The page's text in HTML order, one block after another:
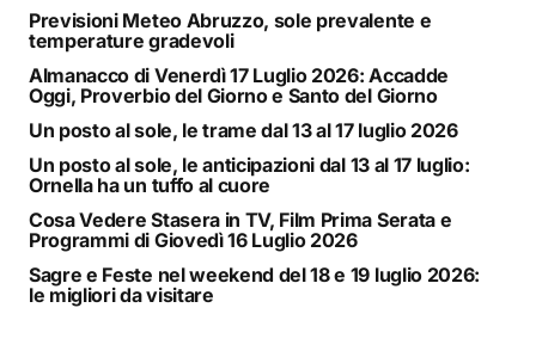
Previsioni Meteo Abruzzo, sole prevalente e
temperature gradevoli
Almanacco di Venerdì 17 Luglio 2026: Accadde
Oggi, Proverbio del Giorno e Santo del Giorno
Un posto al sole, le trame dal 13 al 17 luglio 2026
Un posto al sole, le anticipazioni dal 13 al 17 luglio:
Ornella ha un tuffo al cuore
Cosa Vedere Stasera in TV, Film Prima Serata e
Programmi di Giovedì 16 Luglio 2026
Sagre e Feste nel weekend del 18 e 19 luglio 2026:
le migliori da visitare